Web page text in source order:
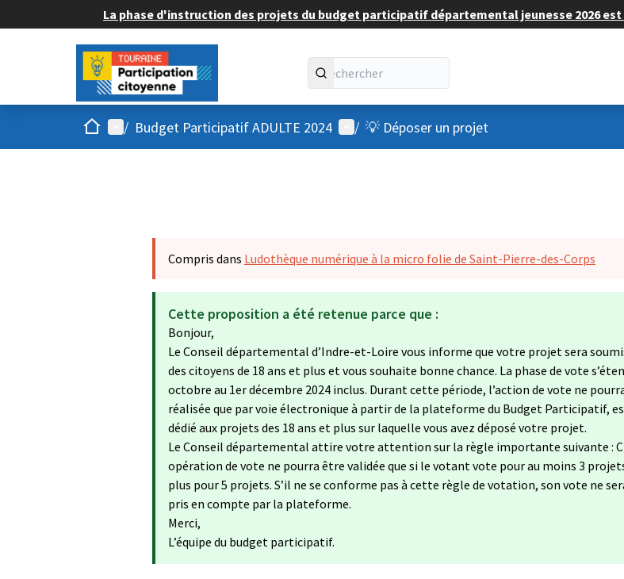
La phase d'instruction des projets du budget participatif départemental jeunesse 2026 est
AccueilMenu principal
/ Budget Participatif ADULTE 2024 Menu utilisateur
/ 💡 Déposer un projet
Compris dans Ludothèque numérique à la micro folie de Saint-Pierre-des-Corps
Cette proposition a été retenue parce que :
Bonjour,
Le Conseil départemental d’Indre-et-Loire vous informe que votre projet sera
des citoyens de 18 ans et plus et vous souhaite bonne chance. La phase de vote
octobre au 1er décembre 2024 inclus. Durant cette période, l’action de vote ne
réalisée que par voie électronique à partir de la plateforme du Budget Participatif,
dédié aux projets des 18 ans et plus sur laquelle vous avez déposé votre projet.
Le Conseil départemental attire votre attention sur la règle importante suivante :
opération de vote ne pourra être validée que si le votant vote pour au moins 3
plus pour 5 projets. S’il ne se conforme pas à cette règle de votation, son vote ne
pris en compte par la plateforme.
Merci,
L’équipe du budget participatif.